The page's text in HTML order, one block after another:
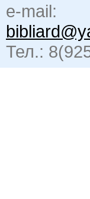
e-mail:
Тел.: